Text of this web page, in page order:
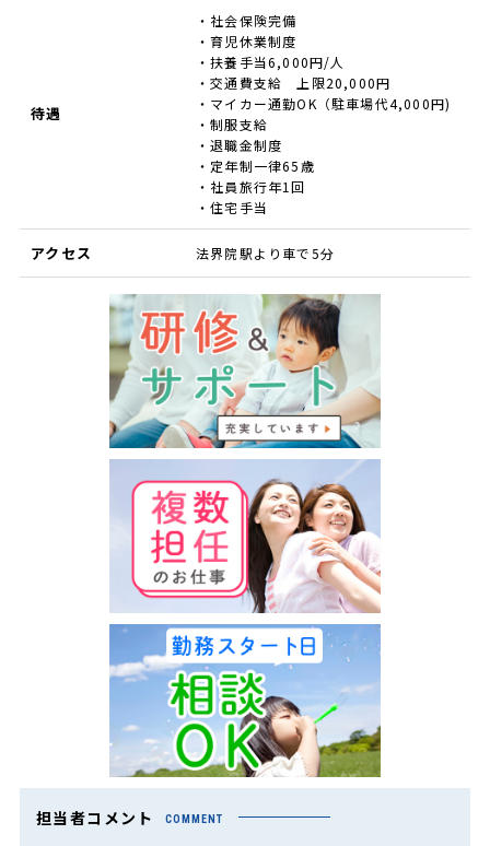
待遇
・社会保険完備
・育児休業制度
・扶養手当6,000円/人
・交通費支給 上限20,000円
・マイカー通勤OK（駐車場代4,000円)
・制服支給
・退職金制度
・定年制一律65歳
・社員旅行年1回
・住宅手当
アクセス 法界院駅より車で5分
担当者コメント COMMENT